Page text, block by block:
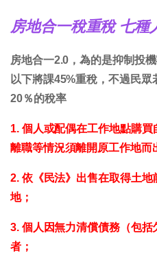
房地合一稅重稅 七種
房地合一2.0，為的是抑制投
以下將課45%重稅，不過民眾
20％的稅率
1. 個人或配偶在工作地點購
離職等情況須離開原工作地而
2. 依《民法》出售在取得土
地；
3. 個人因無力清償債務（包
者；